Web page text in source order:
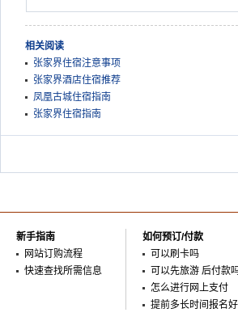
相关阅读
张家界住宿注意事项
张家界酒店住宿推荐
凤凰古城住宿指南
张家界住宿指南
新手指南
网站订购流程
快速查找所需信息
如何预订/付款
可以刷卡吗
可以先旅游 后付款
怎么进行网上支付
提前多长时间报名好